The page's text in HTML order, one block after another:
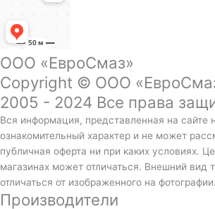
ООО «ЕвроСмаз»
Copyright © ООО
2005 - 2024 Все права
Вся информация, представленная на сайте
ознакомительный характер и не может
публичная оферта ни при каких условиях.
магазинах может отличаться. Внешний вид
отличаться от изображенного на фотографии.
Производители